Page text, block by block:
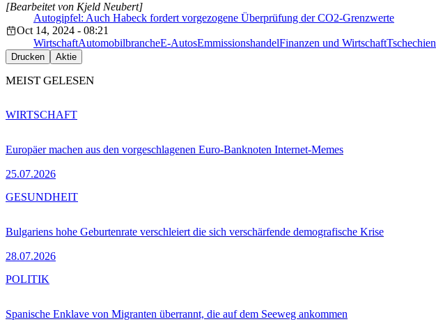
Autogipfel: Auch Habeck fordert vorgezogene Überprüfung der CO2-Grenzwerte
[Bearbeitet von Kjeld Neubert]
Oct 14, 2024 - 08:21
WirtschaftAutomobilbrancheE-AutosEmmissionshandelFinanzen und WirtschaftTschechien
Drucken Aktie
MEIST GELESEN
Europäer machen aus den vorgeschlagenen Euro-Banknoten Internet-Memes
25.07.2026
WIRTSCHAFT
Bulgariens hohe Geburtenrate verschleiert die sich verschärfende demografische Krise
28.07.2026
GESUNDHEIT
Spanische Enklave von Migranten überrannt, die auf dem Seeweg ankommen
POLITIK